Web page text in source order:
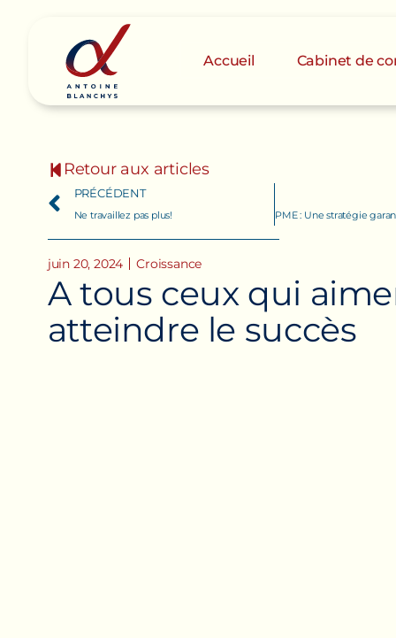
Accueil Cabinet de
Retour aux articles
PRÉCÉDENT
Ne travaillez pas plus!
juin 20, 2024 Croissance
A tous ceux qui aime
atteindre le succès